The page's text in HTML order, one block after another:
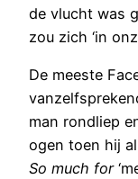
de vlucht was
zou zich ‘in
De meeste
man rondliep
ogen toen hij
So much for